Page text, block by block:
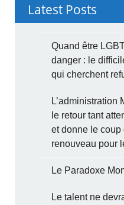
Latest Posts
Quand être
danger : le
qui cherchent
L’administration
le retour tant
et donne le coup
renouveau pour
Le Paradoxe
Le talent ne